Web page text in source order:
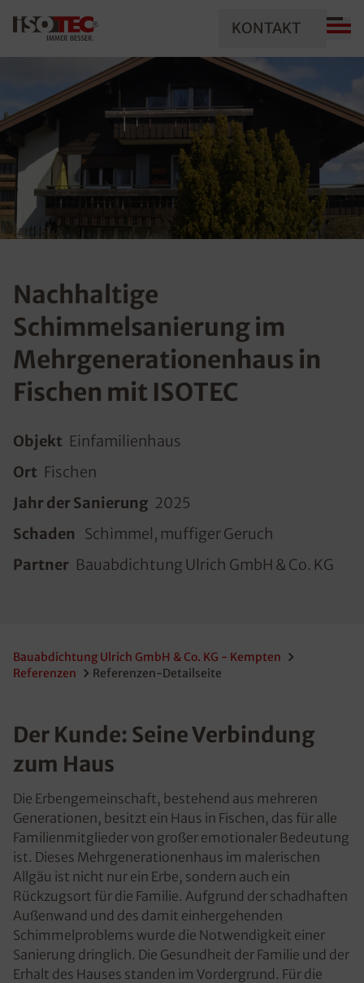
KONTAKT
Nachhaltige
Schimmelsanierung im
Mehrgenerationenhaus in
Fischen mit ISOTEC
Objekt Einfamilienhaus
Ort Fischen
Jahr der Sanierung 2025
Schaden
Schimmel, muffiger Geruch
Partner Bauabdichtung Ulrich GmbH & Co. KG
Bauabdichtung Ulrich GmbH & Co. KG - Kempten
Referenzen
Referenzen-Detailseite
Der Kunde: Seine Verbindung
zum Haus
Die Erbengemeinschaft, bestehend aus mehreren
Generationen, besitzt ein Haus in Fischen, das für alle
Familienmitglieder von großer emotionaler Bedeutung
ist. Dieses Mehrgenerationenhaus im malerischen
Allgäu ist nicht nur ein Erbe, sondern auch ein
Rückzugsort für die Familie. Aufgrund der schadhaften
Außenwand und des damit einhergehenden
Schimmelproblems wurde die Notwendigkeit einer
Sanierung dringlich. Die Gesundheit der Familie und der
Erhalt des Hauses standen im Vordergrund. Für die